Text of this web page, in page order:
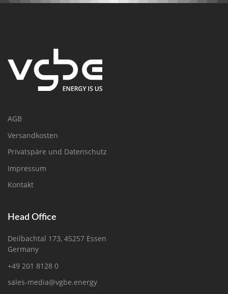
AGB
Versandkosten
Privatspäre und Datenschutz
Impressum
Kontakt
Head Office
Deilbachtal 173, 45257 Essen
Germany
+49 201 8128 0
sales-media@vgbe.energy